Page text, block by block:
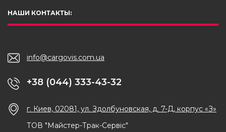
НАШИ КОНТАКТЫ:
info@cargovis.com.ua
+38 (044) 333-43-32
г. Киев, 02081, ул. Здолбуновская, д. 7-Д, корпус «З»
ТОВ "Майстер-Трак-Сервіс"